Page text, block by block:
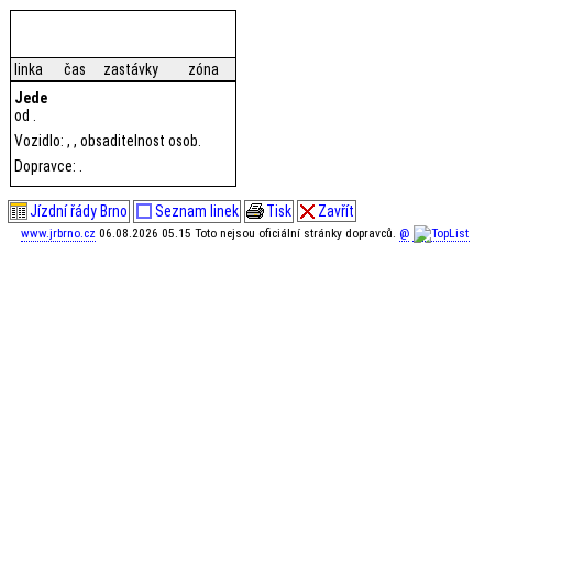
linka čas zastávky
zóna
Jede
od .
Vozidlo: , , obsaditelnost osob.
Dopravce: .
Jízdní řády Brno Seznam linek Tisk Zavřít
www.jrbrno.cz 06.08.2026 05.15 Toto nejsou oficiální stránky dopravců. @